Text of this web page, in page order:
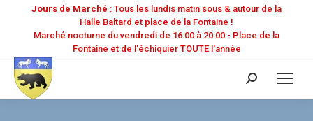
Jours de Marché : Tous les lundis matin sous & autour de la
Halle Baltard et place de la Fontaine !
Marché nocturne du vendredi de 16:00 à 20:00 - Place de la
Fontaine et de l'échiquier TOUTE l'année
Recherche
: